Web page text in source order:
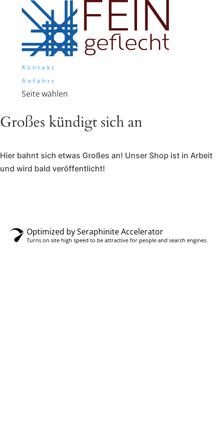
Kontakt
Anfahrt
Seite wählen
Großes kündigt sich an
Hier bahnt sich etwas Großes an! Unser Shop ist in Arbeit
und wird bald veröffentlicht!
Optimized by Seraphinite Accelerator
Turns on site high speed to be attractive for people and search engines.